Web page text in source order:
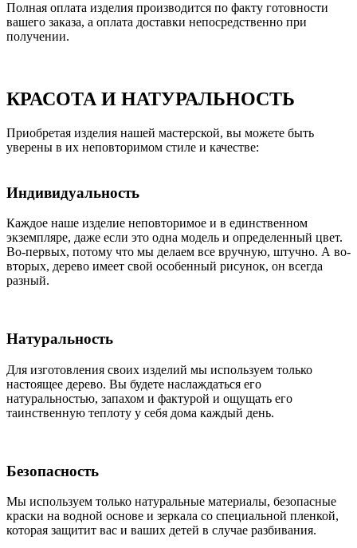
Полная оплата изделия производится по факту готовности
вашего заказа, а оплата доставки непосредственно при
получении.
КРАСОТА И НАТУРАЛЬНОСТЬ
Приобретая изделия нашей мастерской, вы можете быть
уверены в их неповторимом стиле и качестве:
Индивидуальность
Каждое наше изделие неповторимое и в единственном
экземпляре, даже если это одна модель и определенный цвет.
Во-первых, потому что мы делаем все вручную, штучно. А во-
вторых, дерево имеет свой особенный рисунок, он всегда
разный.
Натуральность
Для изготовления своих изделий мы используем только
настоящее дерево. Вы будете наслаждаться его
натуральностью, запахом и фактурой и ощущать его
таинственную теплоту у себя дома каждый день.
Безопасность
Мы используем только натуральные материалы, безопасные
краски на водной основе и зеркала со специальной пленкой,
которая защитит вас и ваших детей в случае разбивания.